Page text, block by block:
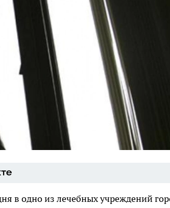
в одно из лечебных учреждений